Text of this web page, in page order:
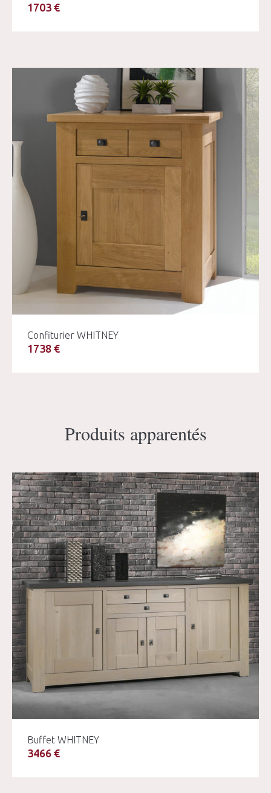
1703 €
Confiturier WHITNEY
1738 €
Produits apparentés
Buffet WHITNEY
3466 €